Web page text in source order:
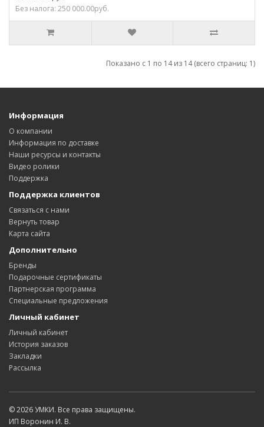
Без налога: 250 000.00руб.
Показано с 1 по 14 из 14 (всего страниц: 1)
Информация
О компании
Информация по доставке
Наши ресурсы и контакты
Видео ролики
Поддержка
Поддержка клиентов
Связаться с нами
Вернуть товар
Карта сайта
Дополнительно
Бренды
Подарочные сертификаты
Партнерская программа
Специальные предложения
Личный кабинет
Личный кабинет
История заказов
Закладки
Рассылка
© 2026 УМКИ. Все права защищены.
ИП Воронин И. В.